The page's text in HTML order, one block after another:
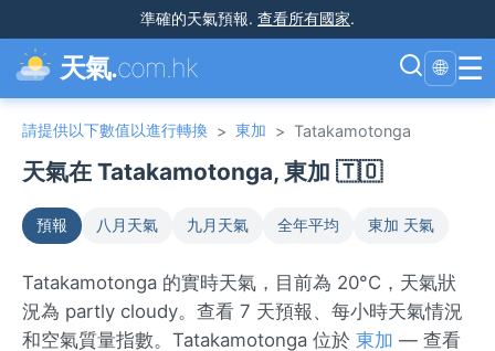
準確的天氣預報. 查看所有國家.
天氣.com.hk 🌐 ☰
請提供以下數值以進行轉換 > 東加 > Tatakamotonga
天氣在 Tatakamotonga, 東加 🇹🇴
預報 八月天氣 九月天氣 全年平均 東加 天氣
Tatakamotonga 的實時天氣，目前為 20°C，天氣狀
況為 partly cloudy。查看 7 天預報、每小時天氣情況
和空氣質量指數。Tatakamotonga 位於 東加 — 查看